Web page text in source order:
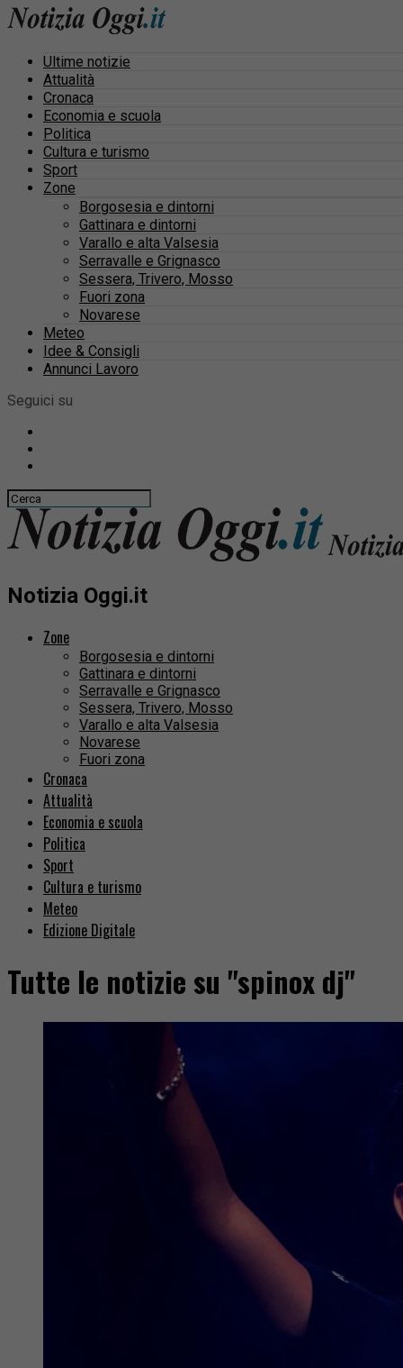
Ultime notizie
Attualità
Cronaca
Economia e scuola
Politica
Cultura e turismo
Sport
Zone
Borgosesia e dintorni
Gattinara e dintorni
Varallo e alta Valsesia
Serravalle e Grignasco
Sessera, Trivero, Mosso
Fuori zona
Novarese
Meteo
Idee & Consigli
Annunci Lavoro
Seguici su
Notizia Oggi.it
Zone
Borgosesia e dintorni
Gattinara e dintorni
Serravalle e Grignasco
Sessera, Trivero, Mosso
Varallo e alta Valsesia
Novarese
Fuori zona
Cronaca
Attualità
Economia e scuola
Politica
Sport
Cultura e turismo
Meteo
Edizione Digitale
Tutte le notizie su "spinox dj"